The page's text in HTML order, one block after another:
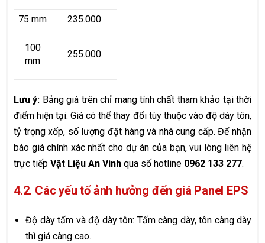
75 mm 235.000
100
mm
255.000
Lưu ý: Bảng giá trên chỉ mang tính chất tham khảo tại thời
điểm hiện tại. Giá có thể thay đổi tùy thuộc vào độ dày tôn,
tỷ trọng xốp, số lượng đặt hàng và nhà cung cấp. Để nhận
báo giá chính xác nhất cho dự án của bạn, vui lòng liên hệ
trực tiếp Vật Liệu An Vinh qua số hotline 0962 133 277.
4.2. Các yếu tố ảnh hưởng đến giá Panel EPS
Độ dày tấm và độ dày tôn: Tấm càng dày, tôn càng dày
thì giá càng cao.